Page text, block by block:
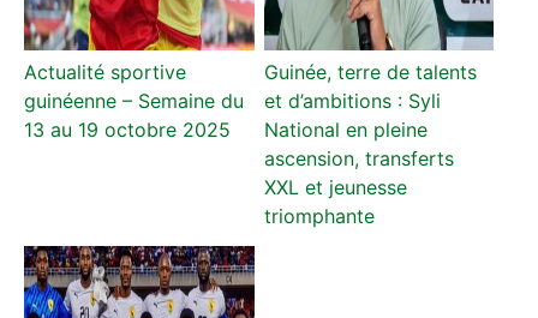
Actualité sportive
guinéenne – Semaine du
13 au 19 octobre 2025
Guinée, terre de talents
et d’ambitions : Syli
National en pleine
ascension, transferts
XXL et jeunesse
triomphante